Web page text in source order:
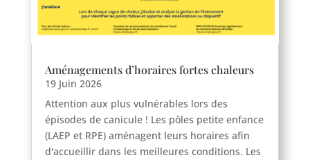
Aménagements d’horaires fortes chaleurs
19 Juin 2026
Attention aux plus vulnérables lors des
épisodes de canicule ! Les pôles petite enfance
(LAEP et RPE) aménagent leurs horaires afin
d'accueillir dans les meilleures conditions. Les